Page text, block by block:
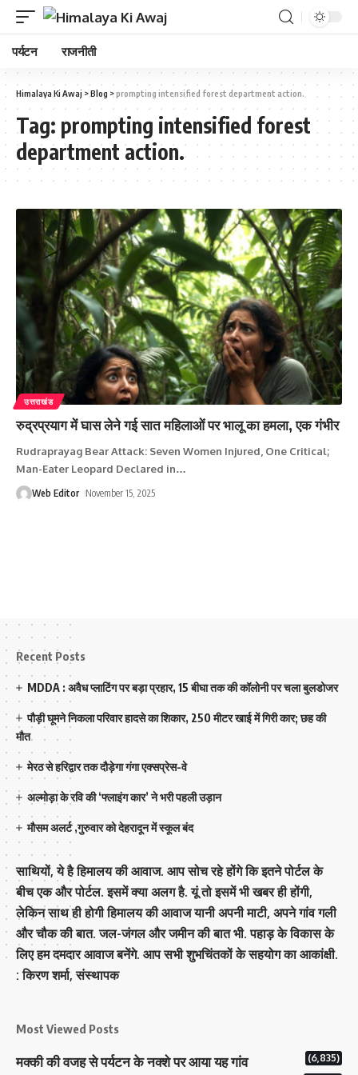
पर्यटन राजनीती
Himalaya Ki Awaj >Blog >prompting intensified forest department action.
Tag: prompting intensified forest
department action.
उत्तराखंड
रुद्रप्रयाग में घास लेने गई सात महिलाओं पर भालू का हमला, एक गंभीर
Rudraprayag Bear Attack: Seven Women Injured, One Critical;
Man-Eater Leopard Declared in…
Web Editor November 15, 2025
Recent Posts
MDDA : अवैध प्लाटिंग पर बड़ा प्रहार, 15 बीघा तक की कॉलोनी पर चला बुलडोजर
पौड़ी घूमने निकला परिवार हादसे का शिकार, 250 मीटर खाई में गिरी कार; छह की
मौत
मेरठ से हरिद्वार तक दौड़ेगा गंगा एक्सप्रेस-वे
अल्मोड़ा के रवि की ‘फ्लाइंग कार’ ने भरी पहली उड़ान
मौसम अलर्ट ,गुरुवार को देहरादून में स्कूल बंद
साथियों, ये है हिमालय की आवाज. आप सोच रहे होंगे कि इतने पोर्टल के
बीच एक और पोर्टल. इसमें क्या अलग है. यूं तो इसमें भी खबर ही होंगी,
लेकिन साथ ही होगी हिमालय की आवाज यानी अपनी माटी, अपने गांव गली
और चौक की बात. जल-जंगल और जमीन की बात भी. पहाड़ के विकास के
लिए हम दमदार आवाज बनेंगे. आप सभी शुभचिंतकों के सहयोग का आकांक्षी.
: किरण शर्मा, संस्‍थापक
Most Viewed Posts
मक्‍की की वजह से पर्यटन के नक्‍शे पर आया यह गांव
(6,835)